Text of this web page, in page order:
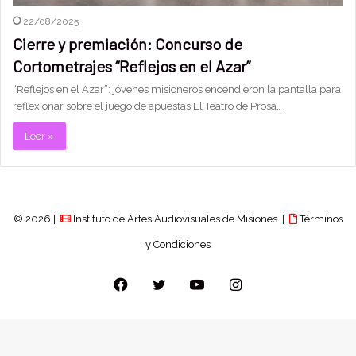
22/08/2025
Cierre y premiación: Concurso de
Cortometrajes “Reflejos en el Azar”
“Reflejos en el Azar”: jóvenes misioneros encendieron la pantalla para
reflexionar sobre el juego de apuestas El Teatro de Prosa…
Leer »
© 2026 | Instituto de Artes Audiovisuales de Misiones | Términos
y Condiciones
Facebook
Twitter YouTubeInstagram